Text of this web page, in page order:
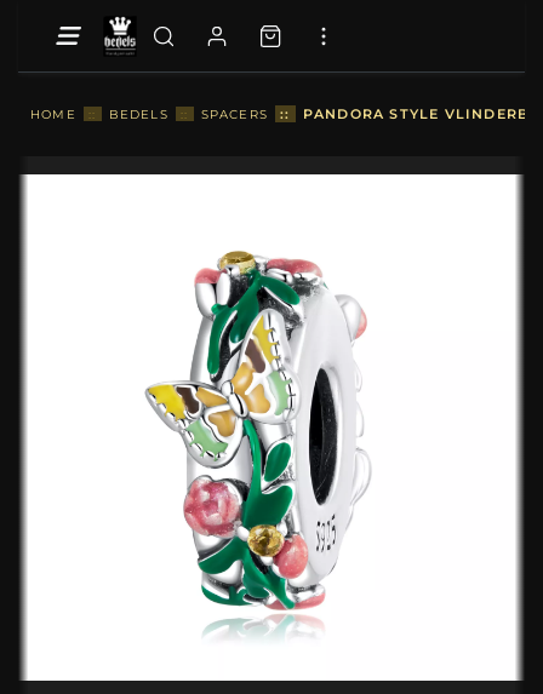
HOME :: BEDELS :: SPACERS :: PANDORA STYLE